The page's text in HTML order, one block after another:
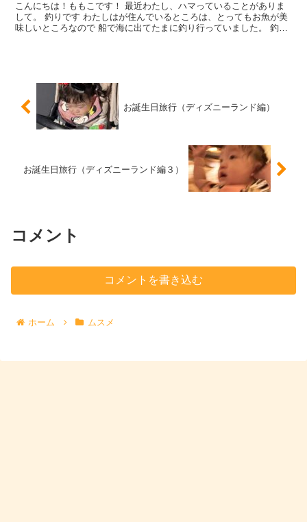
こんにちは！ももこです！ 最近わたし、ハマっていることがありま
して。 釣りです わたしはが住んでいるところは、とってもお魚が美
味しいところなので 船で海に出てたまに釣り行っていました。 釣り
お誕生日旅行（ディズニーランド編）
お誕生日旅行（ディズニーランド編３）
コメント
コメントを書き込む
ホーム ムスメ